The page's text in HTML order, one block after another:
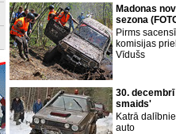
Madonas
sezona
Pirms
komisijas
Vīdušs
30.
smaids'
Katrā
auto